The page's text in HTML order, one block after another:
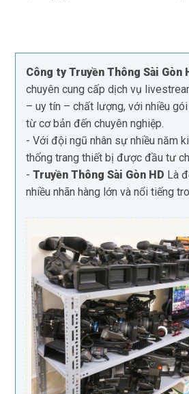
Công ty Truyền Thông Sài Gòn
chuyên cung cấp dịch vụ
– uy tín – chất lượng, với nhiều
từ cơ bản đến chuyên nghiệp.
- Với đội ngũ nhân sự nhiều năm
thống trang thiết bị được đầu tư
-Truyền Thông Sài Gòn HD Là
nhiều nhãn hàng lớn và nổi tiếng